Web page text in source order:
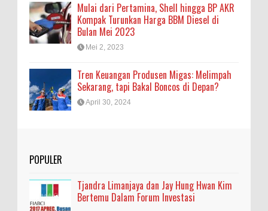
Mulai dari Pertamina, Shell hingga BP AKR
Kompak Turunkan Harga BBM Diesel di
Bulan Mei 2023
Mei 2, 2023
Tren Keuangan Produsen Migas: Melimpah
Sekarang, tapi Bakal Boncos di Depan?
April 30, 2024
POPULER
Tjandra Limanjaya dan Jay Hung Hwan Kim
Bertemu Dalam Forum Investasi